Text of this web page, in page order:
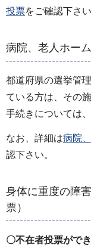
投票をご確認下さい
病院、老人ホー
都道府県の選挙管
ている方は、その
手続きについては
なお、詳細は病院
認下さい。
身体に重度の障
票）
〇不在者投票がで